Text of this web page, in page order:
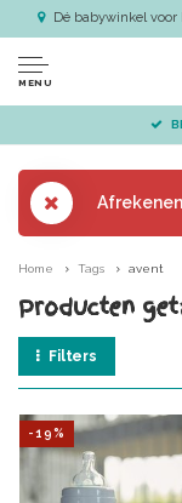
Dé babywinkel
MENU
Home Tags avent
Producten
Filters
-19%